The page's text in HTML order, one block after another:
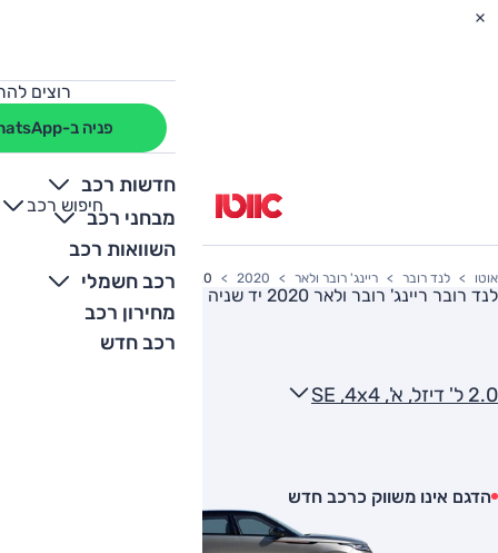
רוצים
פניה ב-WhatsApp
חדשות רכב
מבחני רכב
השוואות רכב
רכב חשמלי
מחירון רכב
רכב חדש
חיפוש רכב
+
-
אוטו לנד רובר ריינג' רובר ולאר 2020 2.0 ל' דיזל, א', SE ,4x4
לנד רובר ריינג' רובר ולאר 2020 יד שניה
2.0 ל' דיזל, א', SE ,4x4
הדגם אינו משווק כרכב חדש